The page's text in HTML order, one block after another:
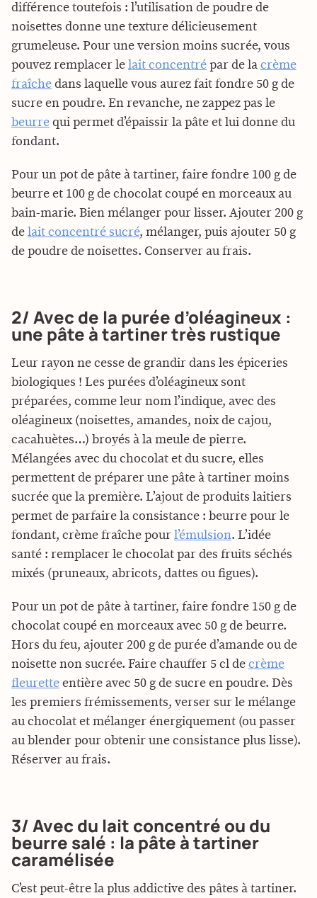
différence toutefois : l’utilisation de poudre de
noisettes donne une texture délicieusement
grumeleuse. Pour une version moins sucrée, vous
pouvez remplacer le lait concentré par de la crème
fraîche dans laquelle vous aurez fait fondre 50 g de
sucre en poudre. En revanche, ne zappez pas le
beurre qui permet d’épaissir la pâte et lui donne du
fondant.
Pour un pot de pâte à tartiner, faire fondre 100 g de
beurre et 100 g de chocolat coupé en morceaux au
bain-marie. Bien mélanger pour lisser. Ajouter 200 g
de lait concentré sucré, mélanger, puis ajouter 50 g
de poudre de noisettes. Conserver au frais.
2/ Avec de la purée d’oléagineux :
une pâte à tartiner très rustique
Leur rayon ne cesse de grandir dans les épiceries
biologiques ! Les purées d’oléagineux sont
préparées, comme leur nom l’indique, avec des
oléagineux (noisettes, amandes, noix de cajou,
cacahuètes…) broyés à la meule de pierre.
Mélangées avec du chocolat et du sucre, elles
permettent de préparer une pâte à tartiner moins
sucrée que la première. L’ajout de produits laitiers
permet de parfaire la consistance : beurre pour le
fondant, crème fraîche pour l’émulsion. L’idée
santé : remplacer le chocolat par des fruits séchés
mixés (pruneaux, abricots, dattes ou figues).
Pour un pot de pâte à tartiner, faire fondre 150 g de
chocolat coupé en morceaux avec 50 g de beurre.
Hors du feu, ajouter 200 g de purée d’amande ou de
noisette non sucrée. Faire chauffer 5 cl de crème
fleurette entière avec 50 g de sucre en poudre. Dès
les premiers frémissements, verser sur le mélange
au chocolat et mélanger énergiquement (ou passer
au blender pour obtenir une consistance plus lisse).
Réserver au frais.
3/ Avec du lait concentré ou du
beurre salé : la pâte à tartiner
caramélisée
C’est peut-être la plus addictive des pâtes à tartiner.